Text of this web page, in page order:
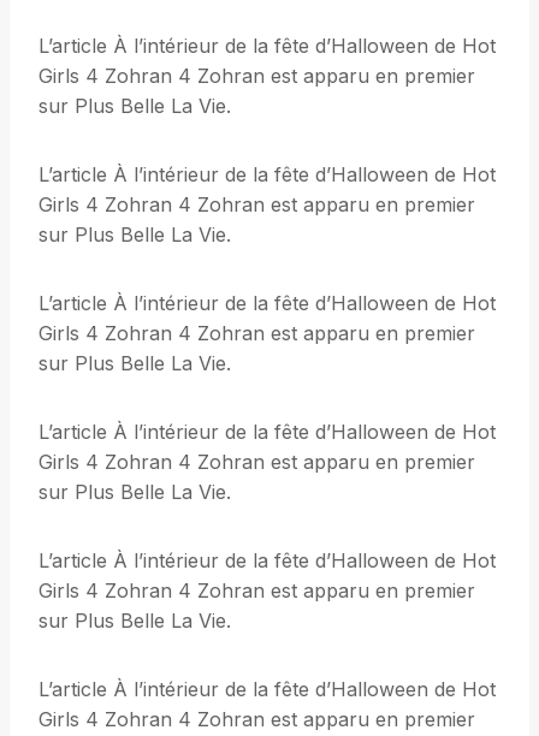
L’article À l’intérieur de la fête d’Halloween de Hot
Girls 4 Zohran 4 Zohran est apparu en premier
sur Plus Belle La Vie.
L’article À l’intérieur de la fête d’Halloween de Hot
Girls 4 Zohran 4 Zohran est apparu en premier
sur Plus Belle La Vie.
L’article À l’intérieur de la fête d’Halloween de Hot
Girls 4 Zohran 4 Zohran est apparu en premier
sur Plus Belle La Vie.
L’article À l’intérieur de la fête d’Halloween de Hot
Girls 4 Zohran 4 Zohran est apparu en premier
sur Plus Belle La Vie.
L’article À l’intérieur de la fête d’Halloween de Hot
Girls 4 Zohran 4 Zohran est apparu en premier
sur Plus Belle La Vie.
L’article À l’intérieur de la fête d’Halloween de Hot
Girls 4 Zohran 4 Zohran est apparu en premier